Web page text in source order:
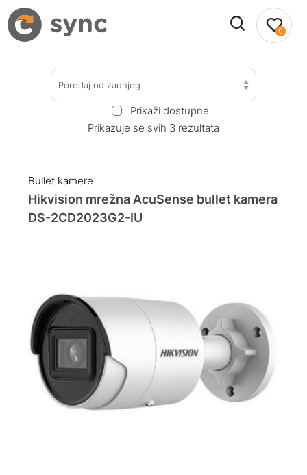
0
Poredaj od zadnjeg
Prikaži dostupne
Prikazuje se svih 3 rezultata
Bullet kamere
Hikvision mrežna AcuSense bullet kamera
DS-2CD2023G2-IU